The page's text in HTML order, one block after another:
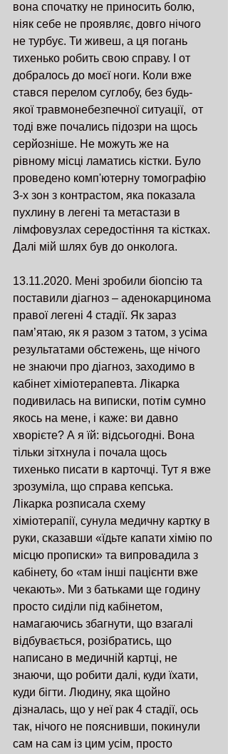
вона спочатку не приносить болю,
ніяк себе не проявляє, довго нічого
не турбує. Ти живеш, а ця погань
тихенько робить свою справу. І от
добралось до моєї ноги. Коли вже
стався перелом суглобу, без будь-
якої травмонебезпечної ситуації,  от
тоді вже почались підозри на щось
серйозніше. Не можуть же на
рівному місці ламатись кістки. Було
проведено комп'ютерну томографію
3-х зон з контрастом, яка показала
пухлину в легені та метастази в
лімфовузлах середостіння та кістках.
Далі мій шлях був до онколога.
13.11.2020. Мені зробили біопсію та
поставили діагноз – аденокарцинома
правої легені 4 стадії. Як зараз
пам’ятаю, як я разом з татом, з усіма
результатами обстежень, ще нічого
не знаючи про діагноз, заходимо в
кабінет хіміотерапевта. Лікарка
подивилась на виписки, потім сумно
якось на мене, і каже: ви давно
хворієте? А я їй: відсьогодні. Вона
тільки зітхнула і почала щось
тихенько писати в карточці. Тут я вже
зрозуміла, що справа кепська.
Лікарка розписала схему
хіміотерапії, сунула медичну картку в
руки, сказавши «їдьте капати хімію по
місцю прописки» та випровадила з
кабінету, бо «там інші пацієнти вже
чекають». Ми з батьками ще годину
просто сиділи під кабінетом,
намагаючись збагнути, що взагалі
відбувається, розібратись, що
написано в медичній картці, не
знаючи, що робити далі, куди їхати,
куди бігти. Людину, яка щойно
дізналась, що у неї рак 4 стадії, ось
так, нічого не пояснивши, покинули
сам на сам із цим усім, просто